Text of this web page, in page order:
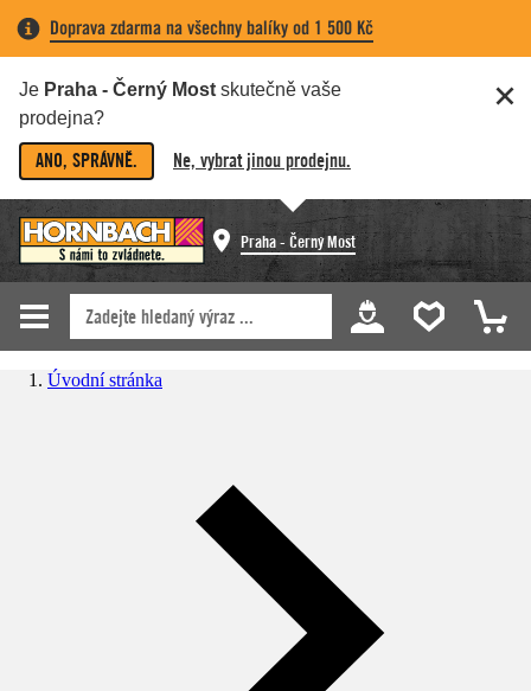
Doprava zdarma na všechny balíky od 1 500 Kč
Je Praha - Černý Most skutečně vaše
prodejna?
ANO, SPRÁVNĚ. Ne, vybrat jinou prodejnu.
Praha - Černý Most
Úvodní stránka